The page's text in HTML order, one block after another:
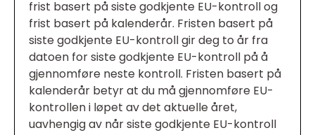
frist basert på siste godkjente EU-kontroll og
frist basert på kalenderår. Fristen basert på
siste godkjente EU-kontroll gir deg to år fra
datoen for siste godkjente EU-kontroll på å
gjennomføre neste kontroll. Fristen basert på
kalenderår betyr at du må gjennomføre EU-
kontrollen i løpet av det aktuelle året,
uavhengig av når siste godkjente EU-kontroll